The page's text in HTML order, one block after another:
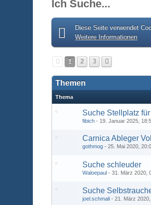
Ich Suche...
Diese Seite verwendet
Weitere Informationen
1 2 3
Themen
Thema
Suche Stellplatz
fibich 19. Januar 2025,
Carnica Ableger
gothmog 25. Mai 2020,
Suche schleuder
Waloepaul 31. März 2020,
Suche
joel.schmali 21. März